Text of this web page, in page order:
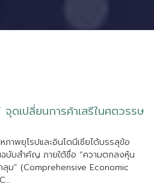
จดเปลยนการคาเสรในศตวรรษ
หภาพยโรปและอนโดนเซยไดบรรลขอ
ฉบบสคญ ภายใตชอ “ความตกลงหน
ลม” (Comprehensive Economic
C...